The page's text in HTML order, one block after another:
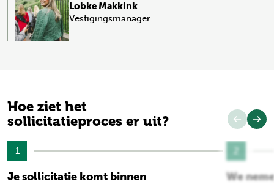
Lobke Makkink
Vestigingsmanager
Hoe ziet het
sollicitatieproces er uit?
1
Je sollicitatie komt binnen We